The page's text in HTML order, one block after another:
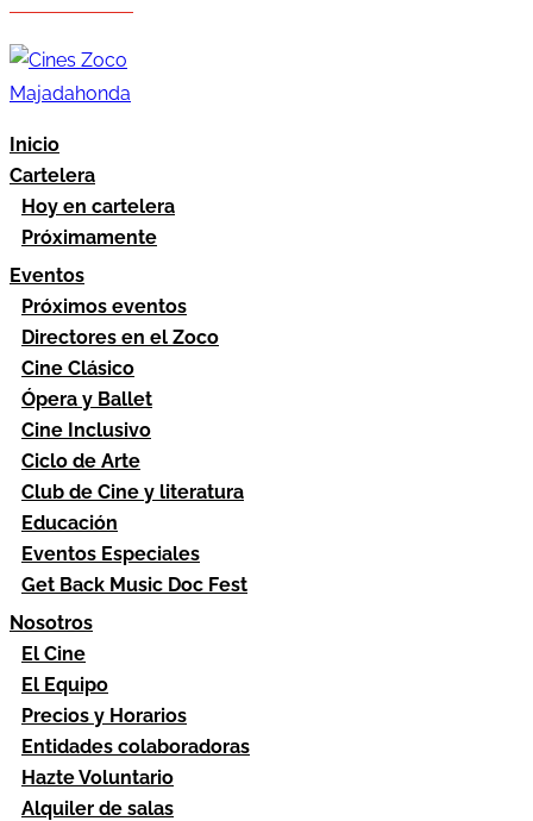
Inicio
Cartelera
Hoy en cartelera
Próximamente
Eventos
Próximos eventos
Directores en el Zoco
Cine Clásico
Ópera y Ballet
Cine Inclusivo
Ciclo de Arte
Club de Cine y literatura
Educación
Eventos Especiales
Get Back Music Doc Fest
Nosotros
El Cine
El Equipo
Precios y Horarios
Entidades colaboradoras
Hazte Voluntario
Alquiler de salas